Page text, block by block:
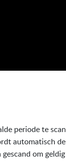
periode te
automatisch
om